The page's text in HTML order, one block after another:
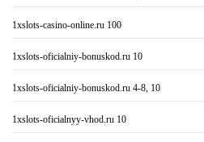
1xslots-casino-online.ru 100
1xslots-oficialniy-bonuskod.ru 10
1xslots-oficialniy-bonuskod.ru 4-8, 10
1xslots-oficialnyy-vhod.ru 10